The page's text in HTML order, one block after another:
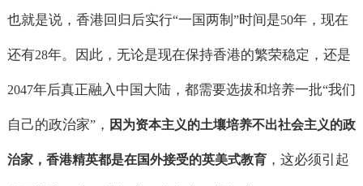
也就是说，香港回归后实行“一国两制 ”时间是50年，现在
还有28年。因此，无论是现在保持香港的繁荣稳定，还是
2047年后真正融入中国大陆，都需要选拔和培养一批“我们
自己的政治家”， 因为资本主义的土壤培养不出社会主义的政
治家，香港精英都是在国外接受的英美式教育，这必须引起